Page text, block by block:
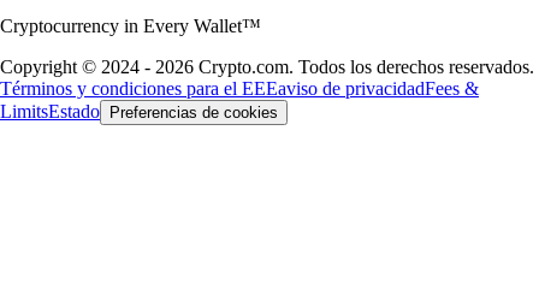
Cryptocurrency in Every Wallet™
Copyright © 2024 - 2026 Crypto.com. Todos los derechos reservados.
Términos y condiciones para el EEEaviso de privacidadFees &
LimitsEstado Preferencias de cookies